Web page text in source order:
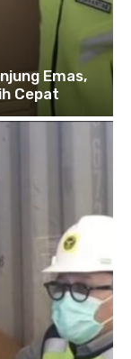
Emas,
Cepat